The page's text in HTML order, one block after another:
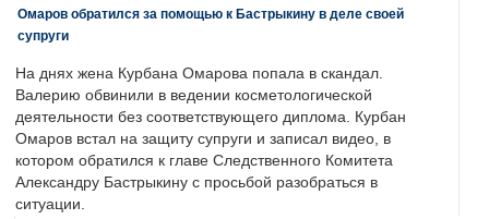
Омаров обратился за помощью к Бастрыкину в деле своей
супруги
На днях жена Курбана Омарова попала в скандал.
Валерию обвинили в ведении косметологической
деятельности без соответствующего диплома. Курбан
Омаров встал на защиту супруги и записал видео, в
котором обратился к главе Следственного Комитета
Александру Бастрыкину с просьбой разобраться в
ситуации.